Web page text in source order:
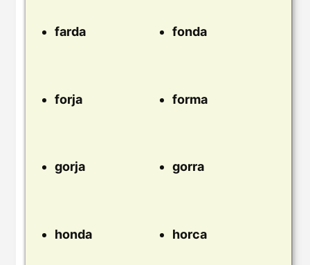
farda fonda
forja forma
gorja gorra
honda horca